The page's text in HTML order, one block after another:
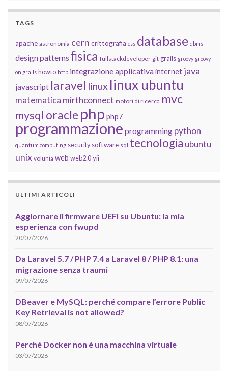
TAGS
apache astronomia cern crittografia css database dbms
design patterns fisica fullstackdeveloper git grails groovy groovy
on grails howto http integrazione applicativainternet java
javascript laravel linux linux ubuntu
matematica mirthconnect motori di ricerca mvc
mysql oracle php php7
programmazione programming python
quantum computing security software sql tecnologia ubuntu
unix volunia web web2.0 yii
ULTIMI ARTICOLI
Aggiornare il firmware UEFI su Ubuntu: la mia
esperienza con fwupd
20/07/2026
Da Laravel 5.7 / PHP 7.4 a Laravel 8 / PHP 8.1: una
migrazione senza traumi
09/07/2026
DBeaver e MySQL: perché compare l’errore Public
Key Retrieval is not allowed?
08/07/2026
Perché Docker non è una macchina virtuale
03/07/2026